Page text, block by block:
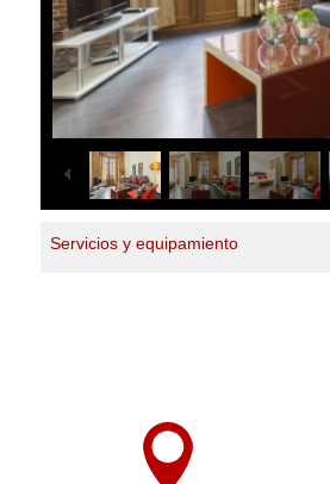
Servicios y equipamiento